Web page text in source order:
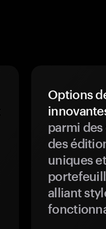
Options
parmi
des
uniques
alliant